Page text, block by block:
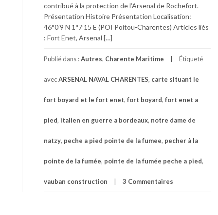
contribué à la protection de l’Arsenal de Rochefort.
Présentation Histoire Présentation Localisation:
46°0’9 N 1°7’15 E (POI Poitou-Charentes) Articles liés
: Fort Enet, Arsenal […]
Publié dans :Autres, Charente Maritime Étiqueté
avecARSENAL NAVAL CHARENTES, carte situant le
fort boyard et le fort enet, fort boyard, fort enet a
pied, italien en guerre a bordeaux, notre dame de
natzy, peche a pied pointe de la fumee, pecher à la
pointe de la fumée, pointe de la fumée peche a pied,
vauban construction 3 Commentaires